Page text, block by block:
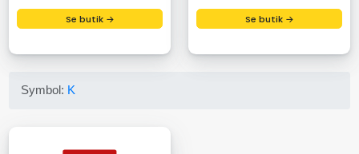
Se butik → Se butik →
Symbol: K